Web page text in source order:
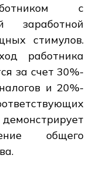
с
заработной
стимулов.
работника
за счет 30%-
и 20%-
общего